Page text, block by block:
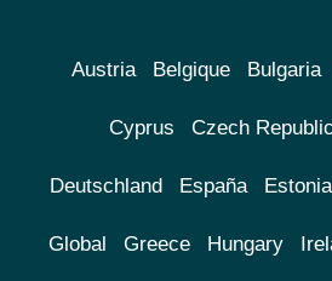
Austria Belgique Bulgaria
Cyprus Czech Republic
Deutschland España Estonia
Global Greece Hungary